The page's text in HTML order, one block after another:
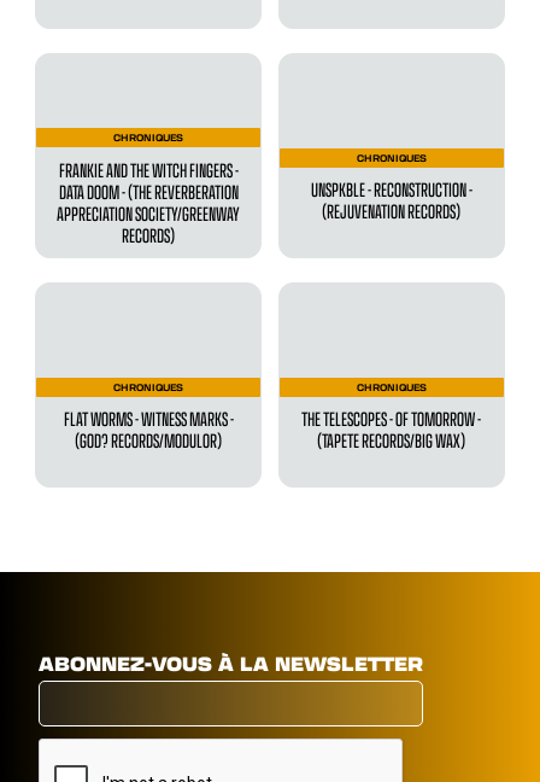
CHRONIQUES
FRANKIE AND THE WITCH FINGERS -
DATA DOOM - (THE REVERBERATION
APPRECIATION SOCIETY/GREENWAY
RECORDS)
CHRONIQUES
UNSPKBLE - RECONSTRUCTION -
(REJUVENATION RECORDS)
CHRONIQUES
FLAT WORMS - WITNESS MARKS -
(GOD? RECORDS/MODULOR)
CHRONIQUES
THE TELESCOPES - OF TOMORROW -
(TAPETE RECORDS/BIG WAX)
ABONNEZ-VOUS À LA NEWSLETTER